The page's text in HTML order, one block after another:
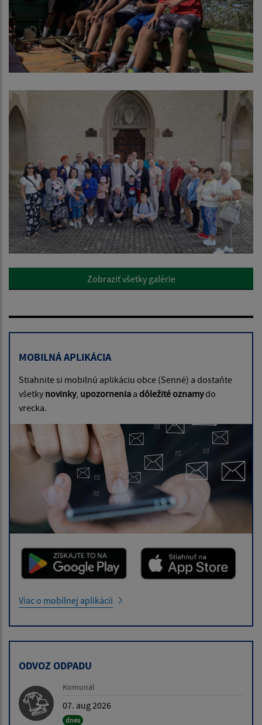
Zobraziť všetky galérie
MOBILNÁ APLIKÁCIA
Stiahnite si mobilnú aplikáciu obce (Senné) a dostaňte
všetky novinky, upozornenia a dôležité oznamydo
vrecka.
Viac o mobilnej aplikácii
ODVOZ ODPADU
Komunál
07. aug 2026
dnes